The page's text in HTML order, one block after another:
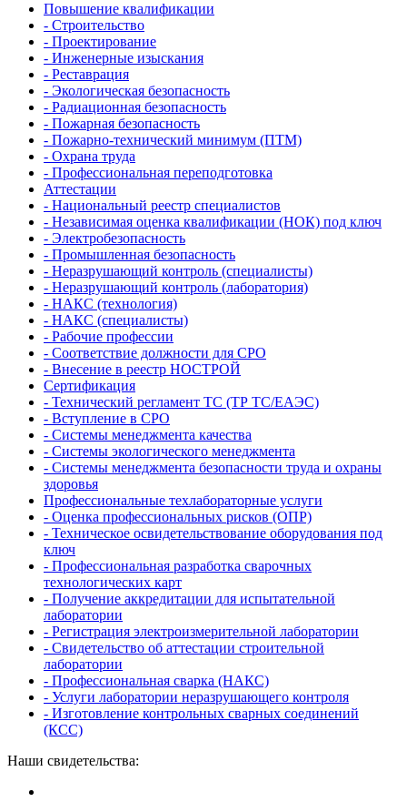
Повышение квалификации
- Строительство
- Проектирование
- Инженерные изыскания
- Реставрация
- Экологическая безопасность
- Радиационная безопасность
- Пожарная безопасность
- Пожарно-технический минимум (ПТМ)
- Охрана труда
- Профессиональная переподготовка
Аттестации
- Национальный реестр специалистов
- Независимая оценка квалификации (НОК) под ключ
- Электробезопасность
- Промышленная безопасность
- Неразрушающий контроль (специалисты)
- Неразрушающий контроль (лаборатория)
- НАКС (технология)
- НАКС (специалисты)
- Рабочие профессии
- Соответствие должности для СРО
- Внесение в реестр НОСТРОЙ
Сертификация
- Технический регламент ТС (ТР ТС/ЕАЭС)
- Вступление в СРО
- Системы менеджмента качества
- Системы экологического менеджмента
- Системы менеджмента безопасности труда и охраны
здоровья
Профессиональные техлабораторные услуги
- Оценка профессиональных рисков (ОПР)
- Техническое освидетельствование оборудования под
ключ
- Профессиональная разработка сварочных
технологических карт
- Получение аккредитации для испытательной
лаборатории
- Регистрация электроизмерительной лаборатории
- Свидетельство об аттестации строительной
лаборатории
- Профессиональная сварка (НАКС)
- Услуги лаборатории неразрушающего контроля
- Изготовление контрольных сварных соединений
(КСС)
Наши свидетельства: